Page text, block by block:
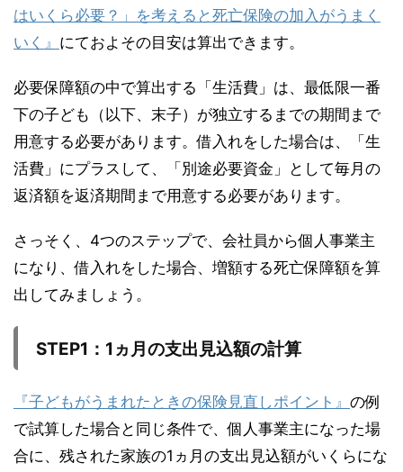
はいくら必要？」を考えると死亡保険の加入がうまく
いく』 にておよその目安は算出できます。
必要保障額の中で算出する「生活費」は、最低限一番
下の子ども（以下、末子）が独立するまでの期間まで
用意する必要があります。借入れをした場合は、「生
活費」にプラスして、「別途必要資金」として毎月の
返済額を返済期間まで用意する必要があります。
さっそく、4つのステップで、会社員から個人事業主
になり、借入れをした場合、増額する死亡保障額を算
出してみましょう。
STEP1 ：1ヵ月の支出見込額の計算
『子どもがうまれたときの保険見直しポイント』 の例
で試算した場合と同じ条件で、個人事業主になった場
合に、残された家族の1ヵ月の支出見込額がいくらにな